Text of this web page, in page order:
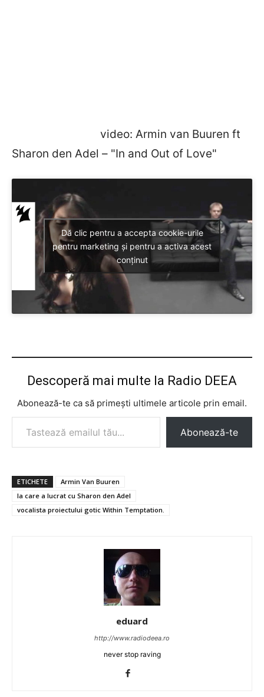
video: Armin van Buuren ft
Sharon den Adel – "In and Out of Love"
Dă clic pentru a accepta cookie-urile
pentru marketing și pentru a activa acest
conținut
Descoperă mai multe la Radio DEEA
Abonează-te ca să primești ultimele articole prin email.
Tastează emailul tău...
Abonează-te
ETICHETE
Armin Van Buuren
la care a lucrat cu Sharon den Adel
vocalista proiectului gotic Within Temptation.
eduard
http://www.radiodeea.ro
never stop raving